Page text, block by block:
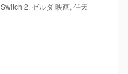
Switch 2, ゼルダ 映画, 任天